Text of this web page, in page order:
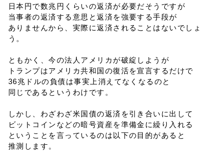
日本円で数兆円くらいの返済が必要だそうですが
当事者の返済する意思と返済を強要する手段が
ありませんから、実際に返済されることはないでしょ
う。
ともかく、今の法人アメリカが破綻しようが
トランプはアメリカ共和国の復活を宣言するだけで
36兆ドルの負債は事実上消えてなくなるのと
同じであるというわけです。
しかし、わざわざ米国債の返済を引き合いに出して
ビットコインなどの暗号資産を準備金に繰り入れる
ということを言っているのは以下の目的があると
推測します。